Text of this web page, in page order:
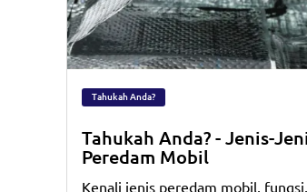
Tahukah Anda?
Tahukah Anda? - Jenis-
Peredam Mobil
Kenali jenis peredam mobil,